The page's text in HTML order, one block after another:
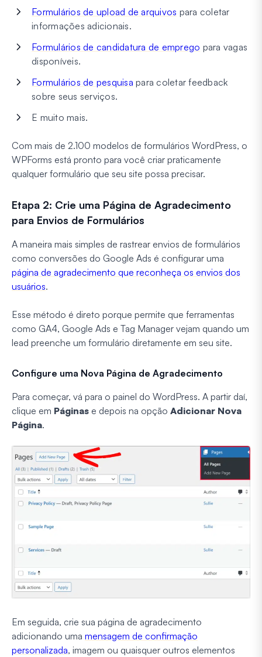
Formulários de upload de arquivos para coletar
informações adicionais.
Formulários de candidatura de emprego para vagas
disponíveis.
Formulários de pesquisa para coletar feedback
sobre seus serviços.
E muito mais.
Com mais de 2.100 modelos de formulários WordPress, o
WPForms está pronto para você criar praticamente
qualquer formulário que seu site possa precisar.
Etapa 2: Crie uma Página de Agradecimento
para Envios de Formulários
A maneira mais simples de rastrear envios de formulários
como conversões do Google Ads é configurar uma
página de agradecimento que reconheça os envios dos
usuários.
Esse método é direto porque permite que ferramentas
como GA4, Google Ads e Tag Manager vejam quando um
lead preenche um formulário diretamente em seu site.
Configure uma Nova Página de Agradecimento
Para começar, vá para o painel do WordPress. A partir daí,
clique em Páginas e depois na opção Adicionar Nova
Página.
Em seguida, crie sua página de agradecimento
adicionando uma mensagem de confirmação
personalizada, imagem ou quaisquer outros elementos